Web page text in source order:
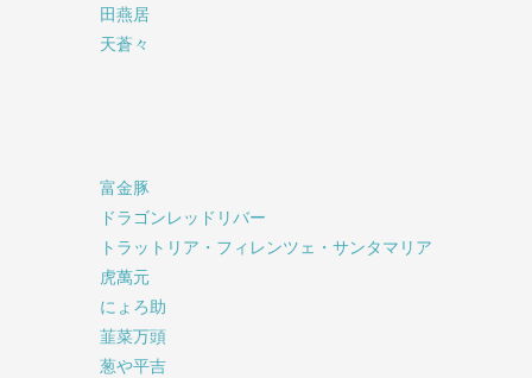
田燕居
天蒼々
富金豚
ドラゴンレッドリバー
トラットリア・フィレンツェ・サンタマリア
虎萬元
にょろ助
韮菜万頭
葱や平吉